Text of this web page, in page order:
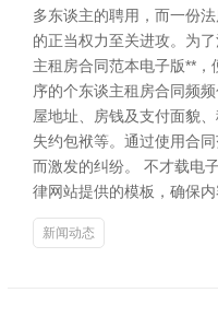
多东谈主的聘用，而一份
的正当权力至关进攻。为
主租房合同范本电子版**
序的个东谈主租房合同频
屋地址、房钱及支付面貌
失约包袱等。通过使用合
而激发的纠纷。 不才载电
律网站提供的模板，确保
新闻动态